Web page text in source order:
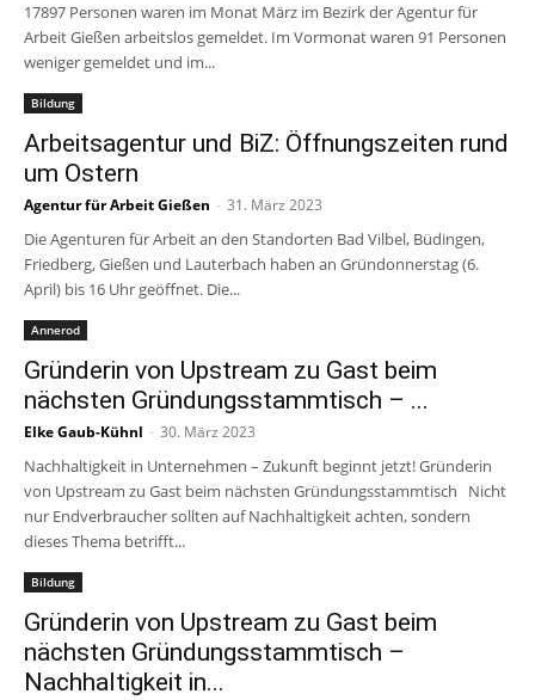
17897 Personen waren im Monat März im Bezirk der Agentur für
Arbeit Gießen arbeitslos gemeldet. Im Vormonat waren 91 Personen
weniger gemeldet und im...
Bildung
Arbeitsagentur und BiZ: Öffnungszeiten rund
um Ostern
Agentur für Arbeit Gießen - 31. März 2023
Die Agenturen für Arbeit an den Standorten Bad Vilbel, Büdingen,
Friedberg, Gießen und Lauterbach haben an Gründonnerstag (6.
April) bis 16 Uhr geöffnet. Die...
Annerod
Gründerin von Upstream zu Gast beim
nächsten Gründungsstammtisch – ...
Elke Gaub-Kühnl - 30. März 2023
Nachhaltigkeit in Unternehmen – Zukunft beginnt jetzt! Gründerin
von Upstream zu Gast beim nächsten Gründungsstammtisch Nicht
nur Endverbraucher sollten auf Nachhaltigkeit achten, sondern
dieses Thema betrifft...
Bildung
Gründerin von Upstream zu Gast beim
nächsten Gründungsstammtisch –
Nachhaltigkeit in...